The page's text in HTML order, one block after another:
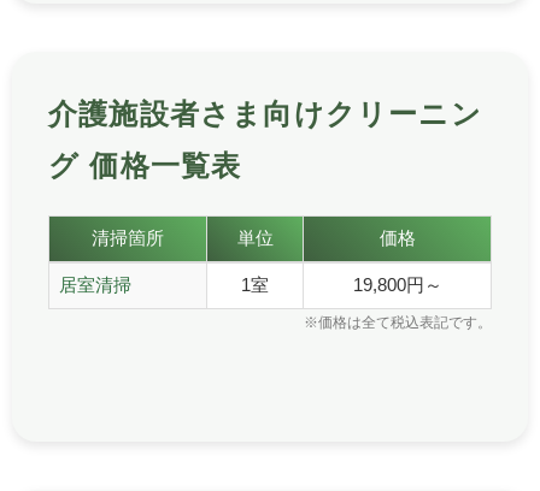
介護施設者さま向けクリーニン
グ 価格一覧表
介護施設者さま向けクリーニングの価格一覧表です。
介護施設者さま向けクリーニング 価格一覧表
清掃箇所 単位 価格
居室清掃 1室 19,800円～
※価格は全て税込表記です。